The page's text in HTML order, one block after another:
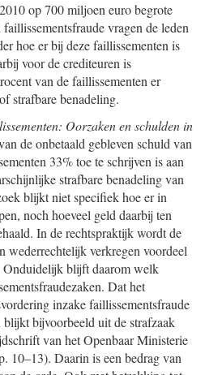
op 700 miljoen euro begrote
vragen de leden
hoe er bij deze faillissementen is
voor de crediteuren is
van de faillissementen er
strafbare benadeling.
Oorzaken en schulden in
de onbetaald gebleven schuld van
33% toe te schrijven is aan
strafbare benadeling van
blijkt niet specifiek hoe er in
noch hoeveel geld daarbij ten
In de rechtspraktijk wordt de
wederrechtelijk verkregen voordeel
blijft daarom welk
Dat het
inzake faillissementsfraude
blijkt bijvoorbeeld uit de strafzaak
van het Openbaar Ministerie
10–13). Daarin is een bedrag van